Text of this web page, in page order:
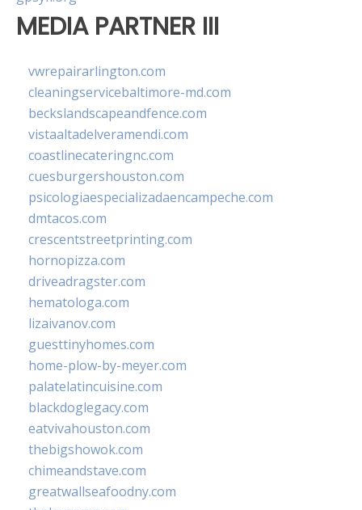
MEDIA PARTNER III
vwrepairarlington.com
cleaningservicebaltimore-md.com
beckslandscapeandfence.com
vistaaltadelveramendi.com
coastlinecateringnc.com
cuesburgershouston.com
psicologiaespecializadaencampeche.com
dmtacos.com
crescentstreetprinting.com
hornopizza.com
driveadragster.com
hematologa.com
lizaivanov.com
guesttinyhomes.com
home-plow-by-meyer.com
palatelatincuisine.com
blackdoglegacy.com
eatvivahouston.com
thebigshowok.com
chimeandstave.com
greatwallseafoodny.com